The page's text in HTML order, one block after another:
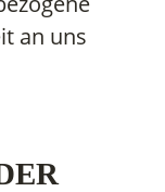
an uns